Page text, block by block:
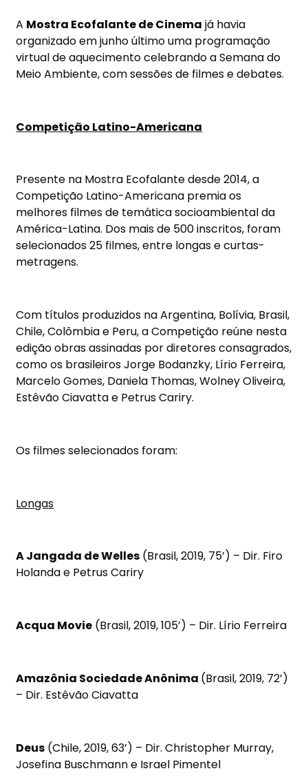
A Mostra Ecofalante de Cinema já havia
organizado em junho último uma programação
virtual de aquecimento celebrando a Semana do
Meio Ambiente, com sessões de filmes e debates.
Competição Latino-Americana
Presente na Mostra Ecofalante desde 2014, a
Competição Latino-Americana premia os
melhores filmes de temática socioambiental da
América-Latina. Dos mais de 500 inscritos, foram
selecionados 25 filmes, entre longas e curtas-
metragens.
Com títulos produzidos na Argentina, Bolívia, Brasil,
Chile, Colômbia e Peru, a Competição reúne nesta
edição obras assinadas por diretores consagrados,
como os brasileiros Jorge Bodanzky, Lírio Ferreira,
Marcelo Gomes, Daniela Thomas, Wolney Oliveira,
Estêvão Ciavatta e Petrus Cariry.
Os filmes selecionados foram:
Longas
A Jangada de Welles (Brasil, 2019, 75’) – Dir. Firo
Holanda e Petrus Cariry
Acqua Movie (Brasil, 2019, 105’) – Dir. Lírio Ferreira
Amazônia Sociedade Anônima (Brasil, 2019, 72’)
– Dir. Estêvão Ciavatta
Deus (Chile, 2019, 63’) – Dir. Christopher Murray,
Josefina Buschmann e Israel Pimentel